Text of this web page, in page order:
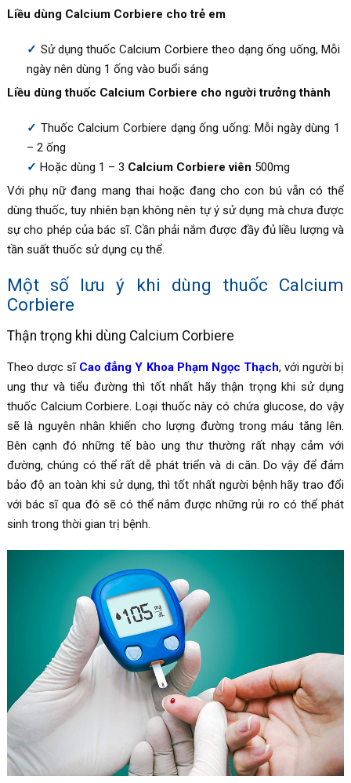
Liều dùng Calcium Corbiere cho trẻ em
Sử dụng thuốc Calcium Corbiere theo dạng ống uống, Mỗi
ngày nên dùng 1 ống vào buổi sáng
Liều dùng thuốc Calcium Corbiere cho người trưởng thành
Thuốc Calcium Corbiere dạng ống uống: Mỗi ngày dùng 1
– 2 ống
Hoặc dùng 1 – 3 Calcium Corbiere viên 500mg
Với phụ nữ đang mang thai hoặc đang cho con bú vẫn có thể
dùng thuốc, tuy nhiên bạn không nên tự ý sử dụng mà chưa được
sự cho phép của bác sĩ. Cần phải nắm được đầy đủ liều lượng và
tần suất thuốc sử dụng cụ thể.
Một số lưu ý khi dùng thuốc Calcium
Corbiere
Thận trọng khi dùng Calcium Corbiere
Theo dược sĩ Cao đẳng Y Khoa Phạm Ngọc Thạch, với người bị
ung thư và tiểu đường thì tốt nhất hãy thận trọng khi sử dụng
thuốc Calcium Corbiere. Loại thuốc này có chứa glucose, do vậy
sẽ là nguyên nhân khiến cho lượng đường trong máu tăng lên.
Bên cạnh đó những tế bào ung thư thường rất nhạy cảm với
đường, chúng có thể rất dễ phát triển và di căn. Do vậy để đảm
bảo độ an toàn khi sử dụng, thì tốt nhất người bệnh hãy trao đổi
với bác sĩ qua đó sẽ có thể nắm được những rủi ro có thể phát
sinh trong thời gian trị bệnh.